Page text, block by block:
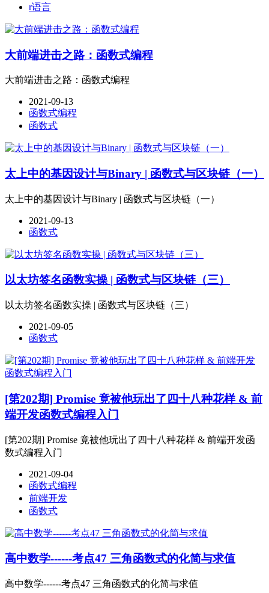
r语言
大前端进击之路：函数式编程
大前端进击之路：函数式编程
2021-09-13
函数式编程
函数式
太上中的基因设计与Binary | 函数式与区块链（一）
太上中的基因设计与Binary | 函数式与区块链（一）
2021-09-13
函数式
以太坊签名函数实操 | 函数式与区块链（三）
以太坊签名函数实操 | 函数式与区块链（三）
2021-09-05
函数式
[第202期] Promise 竟被他玩出了四十八种花样 & 前
端开发函数式编程入门
[第202期] Promise 竟被他玩出了四十八种花样 & 前端开发函
数式编程入门
2021-09-04
函数式编程
前端开发
函数式
高中数学------考点47 三角函数式的化简与求值
高中数学------考点47 三角函数式的化简与求值